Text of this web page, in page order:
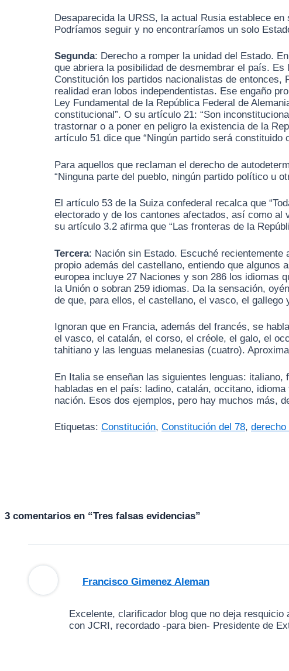
Desaparecida la URSS, la actual Rusia establece
Podríamos seguir y no encontraríamos un solo
Segunda: Derecho a romper la unidad del Estado.
que abriera la posibilidad de desmembrar el país.
Constitución los partidos nacionalistas de
realidad eran lobos independentistas. Ese engaño
Ley Fundamental de la República Federal de
constitucional”. O su artículo 21: “Son
trastornar o a poner en peligro la existencia de la
artículo 51 dice que “Ningún partido será constituido
Para aquellos que reclaman el derecho de
“Ninguna parte del pueblo, ningún partido político u
El artículo 53 de la Suiza confederal recalca que
electorado y de los cantones afectados, así como al
su artículo 3.2 afirma que “Las fronteras de la
Tercera: Nación sin Estado. Escuché recientemente
propio además del castellano, entiendo que
europea incluye 27 Naciones y son 286 los idiomas
la Unión o sobran 259 idiomas. Da la sensación,
de que, para ellos, el castellano, el vasco, el
Ignoran que en Francia, además del francés, se
el vasco, el catalán, el corso, el créole, el galo, el
tahitiano y las lenguas melanesias (cuatro).
En Italia se enseñan las siguientes lenguas:
habladas en el país: ladino, catalán, occitano,
nación. Esos dos ejemplos, pero hay muchos más,
Etiquetas: Constitución, Constitución del 78, derecho
3 comentarios en “Tres falsas evidencias”
Francisco Gimenez Aleman
Excelente, clarificador blog que no deja
con JCRI, recordado -para bien- Presidente de